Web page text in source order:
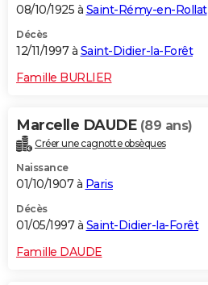
08/10/1925 à Saint-Rémy-en-Rollat
Décès
12/11/1997 à Saint-Didier-la-Forêt
Famille BURLIER
Marcelle DAUDE (89 ans)
Créer une cagnotte obsèques
Naissance
01/10/1907 à Paris
Décès
01/05/1997 à Saint-Didier-la-Forêt
Famille DAUDE